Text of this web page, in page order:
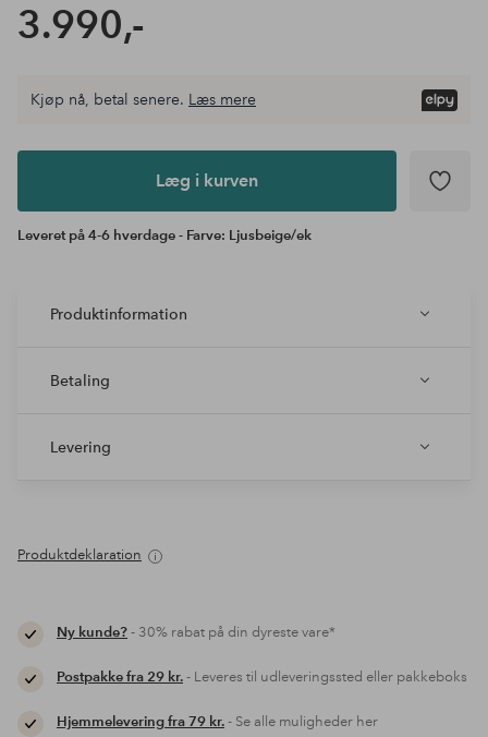
3.990,-
Læg i
Kjøp nå, betal senere. Læs mere
Læg i kurven
Leveret på 4-6 hverdage - Farve: Ljusbeige/ek
Produktinformation
Betaling
Levering
Produktdeklaration
Ny kunde?- 30% rabat på din dyreste vare*
Postpakke fra 29 kr.- Leveres til udleveringssted eller pakkeboks
Hjemmelevering fra 79 kr.- Se alle muligheder her